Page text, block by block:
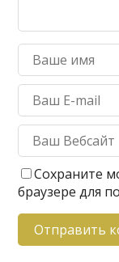
Сохраните
браузере для